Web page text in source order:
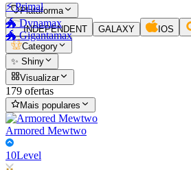
⚡ Primal
🐲 Dynamax
🐲 Gigantamax
Plataforma
INDEPENDENT
GALAXY IOS
Category
✨ Shiny
Visualizar
179 ofertas
Mais populares
Armored Mewtwo
10Level